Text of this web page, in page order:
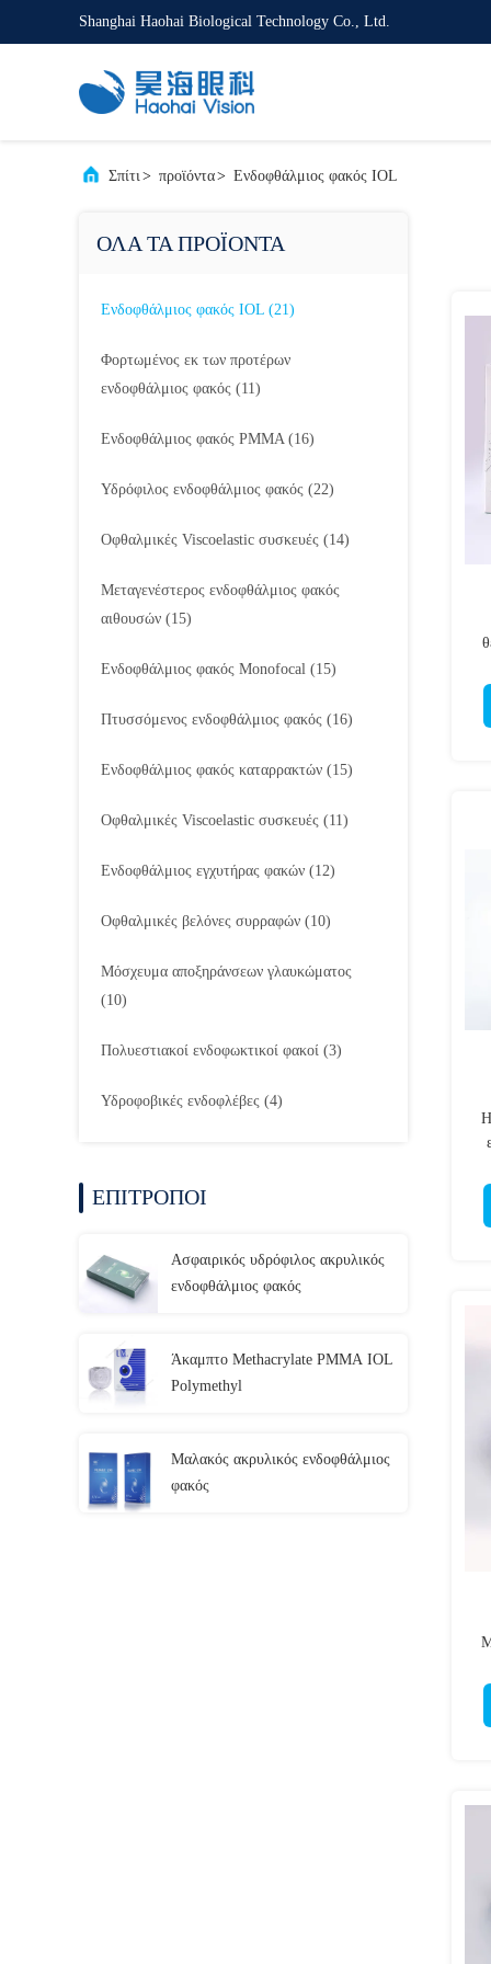
Shanghai Haohai Biological Technology Co., Ltd.
Σπίτι> προϊόντα> Ενδοφθάλμιος φακός IOL
ΟΛΑ ΤΑ ΠΡΟΪΟΝΤΑ
Ενδοφθάλμιος φακός IOL (21)
Φορτωμένος εκ των προτέρων
ενδοφθάλμιος φακός (11)
Ενδοφθάλμιος φακός PMMA (16)
Υδρόφιλος ενδοφθάλμιος φακός (22)
Οφθαλμικές Viscoelastic συσκευές (14)
Μεταγενέστερος ενδοφθάλμιος φακός
αιθουσών (15)
Ενδοφθάλμιος φακός Monofocal (15)
Πτυσσόμενος ενδοφθάλμιος φακός (16)
Ενδοφθάλμιος φακός καταρρακτών (15)
Οφθαλμικές Viscoelastic συσκευές (11)
Ενδοφθάλμιος εγχυτήρας φακών (12)
Οφθαλμικές βελόνες συρραφών (10)
Μόσχευμα αποξηράνσεων γλαυκώματος
(10)
Πολυεστιακοί ενδοφωκτικοί φακοί (3)
Υδροφοβικές ενδοφλέβες (4)
ΕΠΙΤΡΟΠΟΙ
Ασφαιρικός υδρόφιλος ακρυλικός
ενδοφθάλμιος φακός
Άκαμπτο Methacrylate PMMA IOL
Polymethyl
Μαλακός ακρυλικός ενδοφθάλμιος
φακός